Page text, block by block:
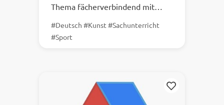
Thema fächerverbindend mit…
#Deutsch #Kunst #Sachunterricht
#Sport
Merken